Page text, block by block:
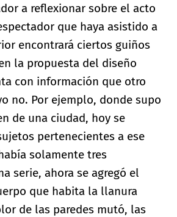
a reflexionar sobre el acto
que haya asistido a
encontrará ciertos guiños
la propuesta del diseño
con información que otro
no. Por ejemplo, donde supo
de una ciudad, hoy se
pertenecientes a ese
solamente tres
serie, ahora se agregó el
que habita la llanura
de las paredes mutó, las